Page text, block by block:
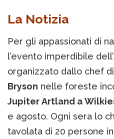
La Notizia
Per gli appassionati di
l’evento imperdibile
organizzato dallo chef
Bryson nelle foreste
Jupiter Artland a
e agosto. Ogni sera lo
tavolata di 20 persone